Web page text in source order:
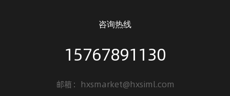
咨询热线
15767891130
邮箱：hxsmarket@hxsiml.com